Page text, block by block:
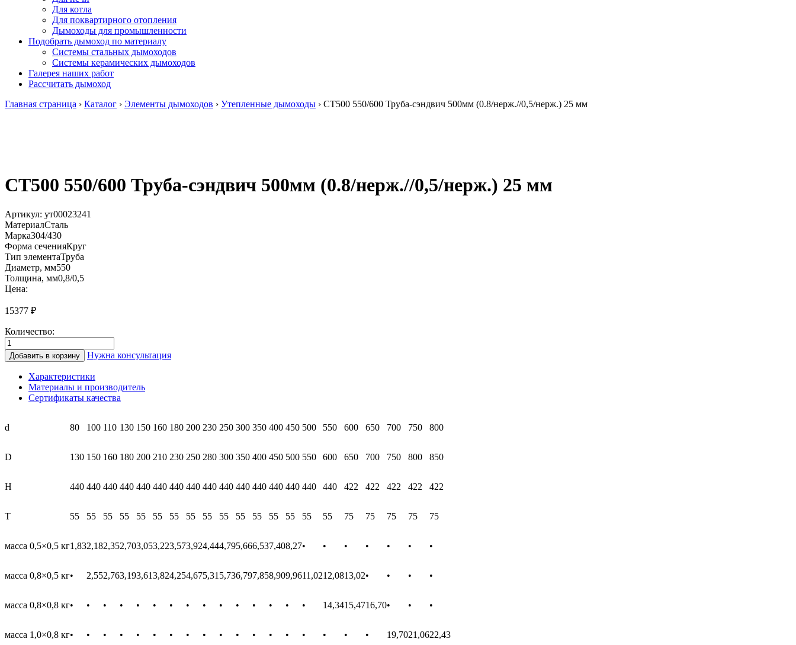
Для котла
Для поквартирного отопления
Дымоходы для промышленности
Подобрать дымоход по материалу
Системы стальных дымоходов
Системы керамических дымоходов
Галерея наших работ
Рассчитать дымоход
Главная страница › Каталог › Элементы дымоходов › Утепленные дымоходы › СТ500 550/600 Труба-сэндвич 500мм (0.8/нерж.//0,5/нерж.) 25 мм
СТ500 550/600 Труба-сэндвич 500мм (0.8/нерж.//0,5/нерж.) 25 мм
Артикул: ут00023241
МатериалСталь
Марка304/430
Форма сеченияКруг
Тип элементаТруба
Диаметр, мм550
Толщина, мм0,8/0,5
Цена:
15377 ₽
Количество:
Количество
товара
СТ500
550/600
Труба-
сэндвич
500мм
нерж.//0,5/
мм
Добавить в корзину Нужна консультация
Характеристики
Материалы и производитель
Сертификаты качества
d 80 100 110 130 150 160 180 200 230 250 300 350 400 450 500 550 600 650 700 750 800
D 130 150 160 180 200 210 230 250 280 300 350 400 450 500 550 600 650 700 750 800 850
H 440 440 440 440 440 440 440 440 440 440 440 440 440 440 440 440 422 422 422 422 422
T 55 55 55 55 55 55 55 55 55 55 55 55 55 55 55 55 75 75 75 75 75
масса 0,5×0,5 кг1,832,182,352,703,053,223,573,924,444,795,666,537,408,27• • • • • • •
масса 0,8×0,5 кг• 2,552,763,193,613,824,254,675,31 5,736,797,858,909,9611,0212,0813,02• • • •
масса 0,8×0,8 кг• • • • • • • • • • • • • • • 14,3415,4716,70• • •
масса 1,0×0,8 кг• • • • • • • • • • • • • • • • • • 19,7021,0622,43